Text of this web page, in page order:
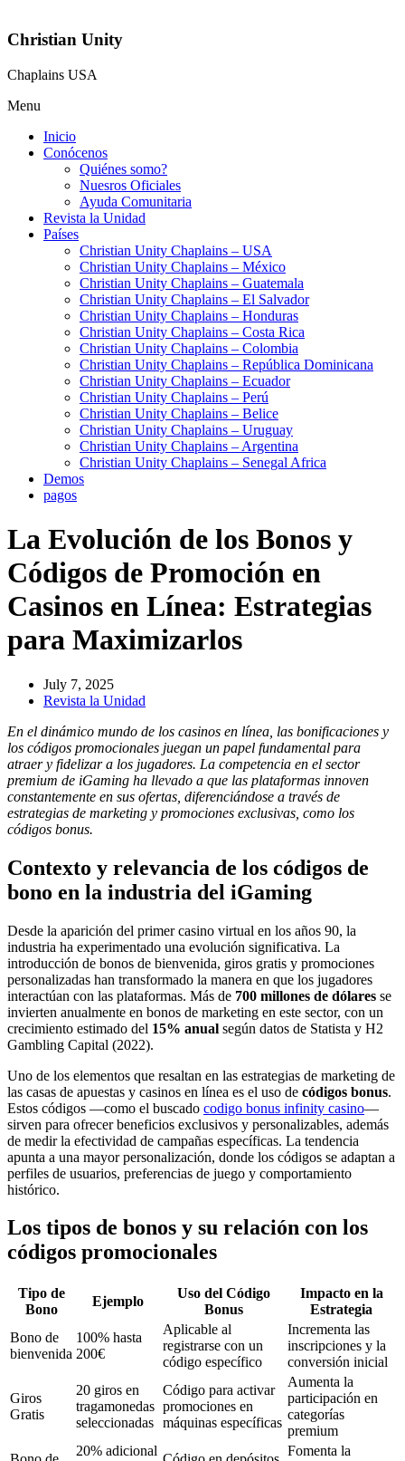
Christian Unity
Chaplains USA
Menu
Inicio
Conócenos
Quiénes somo?
Nuesros Oficiales
Ayuda Comunitaria
Revista la Unidad
Países
Christian Unity Chaplains – USA
Christian Unity Chaplains – México
Christian Unity Chaplains – Guatemala
Christian Unity Chaplains – El Salvador
Christian Unity Chaplains – Honduras
Christian Unity Chaplains – Costa Rica
Christian Unity Chaplains – Colombia
Christian Unity Chaplains – República Dominicana
Christian Unity Chaplains – Ecuador
Christian Unity Chaplains – Perú
Christian Unity Chaplains – Belice
Christian Unity Chaplains – Uruguay
Christian Unity Chaplains – Argentina
Christian Unity Chaplains – Senegal Africa
Demos
pagos
La Evolución de los Bonos y
Códigos de Promoción en
Casinos en Línea: Estrategias
para Maximizarlos
July 7, 2025
Revista la Unidad
En el dinámico mundo de los casinos en línea, las bonificaciones y
los códigos promocionales juegan un papel fundamental para
atraer y fidelizar a los jugadores. La competencia en el sector
premium de iGaming ha llevado a que las plataformas innoven
constantemente en sus ofertas, diferenciándose a través de
estrategias de marketing y promociones exclusivas, como los
códigos bonus.
Contexto y relevancia de los códigos de
bono en la industria del iGaming
Desde la aparición del primer casino virtual en los años 90, la
industria ha experimentado una evolución significativa. La
introducción de bonos de bienvenida, giros gratis y promociones
personalizadas han transformado la manera en que los jugadores
interactúan con las plataformas. Más de 700 millones de dólares se
invierten anualmente en bonos de marketing en este sector, con un
crecimiento estimado del 15% anual según datos de Statista y H2
Gambling Capital (2022).
Uno de los elementos que resaltan en las estrategias de marketing de
las casas de apuestas y casinos en línea es el uso de códigos bonus.
Estos códigos —como el buscado codigo bonus infinity casino—
sirven para ofrecer beneficios exclusivos y personalizables, además
de medir la efectividad de campañas específicas. La tendencia
apunta a una mayor personalización, donde los códigos se adaptan a
perfiles de usuarios, preferencias de juego y comportamiento
histórico.
Los tipos de bonos y su relación con los
códigos promocionales
Tipo de
Bono
Ejemplo
Uso del Código
Bonus
Impacto en la
Estrategia
Bono de
bienvenida
100% hasta
200€
Aplicable al
registrarse con un
código específico
Incrementa las
inscripciones y la
conversión inicial
Giros
Gratis
20 giros en
tragamonedas
seleccionadas
Código para activar
promociones en
máquinas específicas
Aumenta la
participación en
categorías
premium
20% adicional
Fomenta la